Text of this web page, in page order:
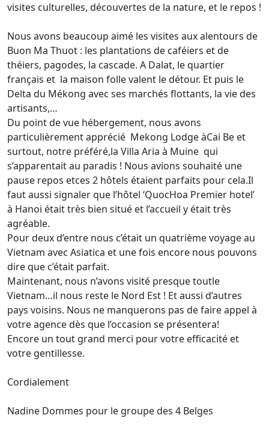
visites culturelles, découvertes de la nature, et le repos !
Nous avons beaucoup aimé les visites aux alentours de
Buon Ma Thuot : les plantations de caféiers et de
théiers, pagodes, la cascade. A Dalat, le quartier
français et la maison folle valent le détour. Et puis le
Delta du Mékong avec ses marchés flottants, la vie des
artisants,…
Du point de vue hébergement, nous avons
particulièrement apprécié Mekong Lodge àCai Be et
surtout, notre préféré,la Villa Aria à Muine qui
s’apparentait au paradis ! Nous avions souhaité une
pause repos etces 2 hôtels étaient parfaits pour cela.Il
faut aussi signaler que l’hôtel ‘QuocHoa Premier hotel’
à Hanoi était très bien situé et l’accueil y était très
agréable.
Pour deux d’entre nous c’était un quatrième voyage au
Vietnam avec Asiatica et une fois encore nous pouvons
dire que c’était parfait.
Maintenant, nous n’avons visité presque toutle
Vietnam…il nous reste le Nord Est ! Et aussi d’autres
pays voisins. Nous ne manquerons pas de faire appel à
votre agence dès que l’occasion se présentera!
Encore un tout grand merci pour votre efficacité et
votre gentillesse.
Cordialement
Nadine Dommes pour le groupe des 4 Belges